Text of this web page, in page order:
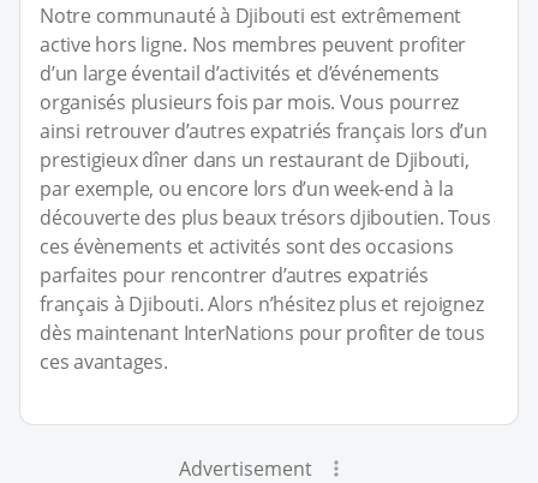
Notre communauté à Djibouti est extrêmement
active hors ligne. Nos membres peuvent profiter
d’un large éventail d’activités et d’événements
organisés plusieurs fois par mois. Vous pourrez
ainsi retrouver d’autres expatriés français lors d’un
prestigieux dîner dans un restaurant de Djibouti,
par exemple, ou encore lors d’un week-end à la
découverte des plus beaux trésors djiboutien. Tous
ces évènements et activités sont des occasions
parfaites pour rencontrer d’autres expatriés
français à Djibouti. Alors n’hésitez plus et rejoignez
dès maintenant InterNations pour profiter de tous
ces avantages.
Advertisement